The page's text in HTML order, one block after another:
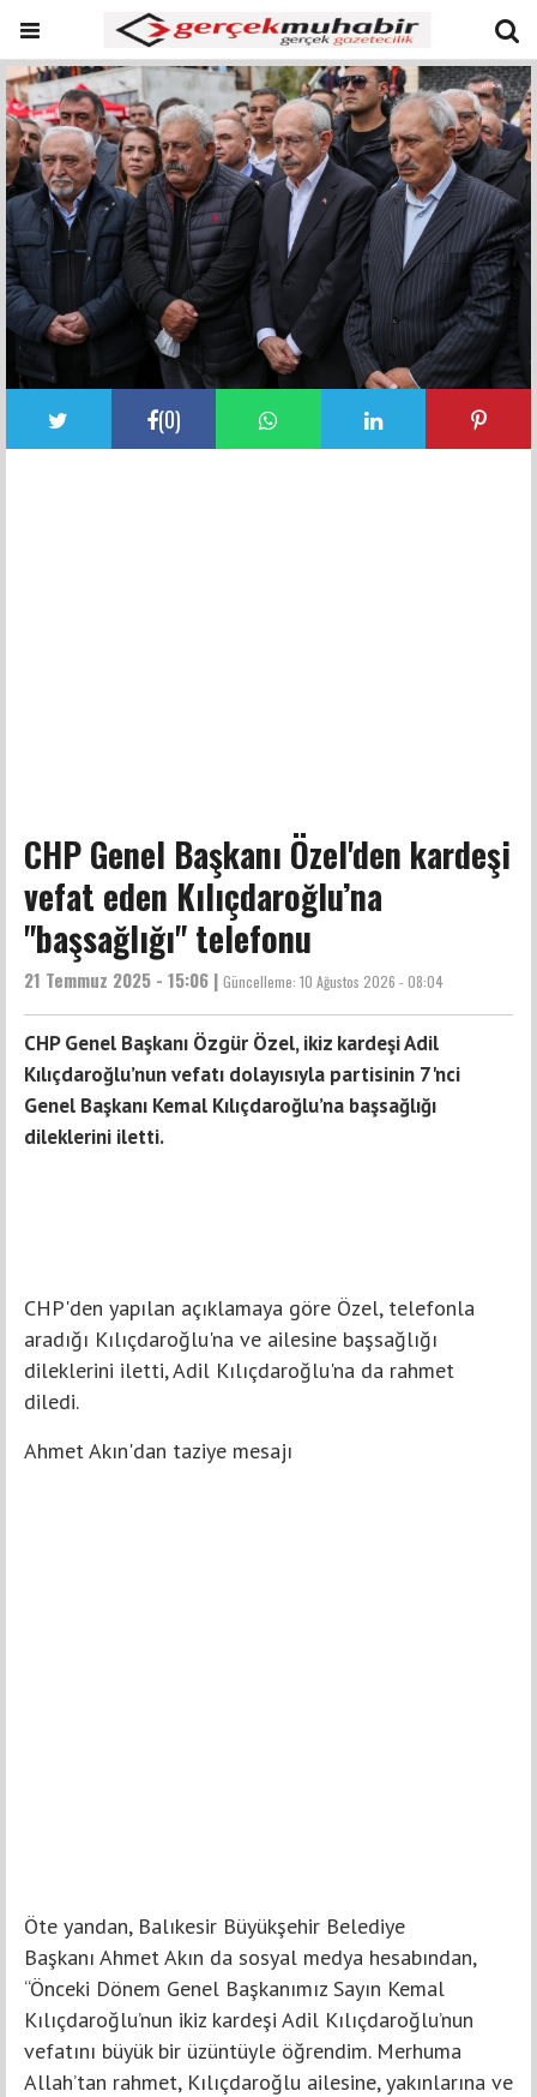
(0)
CHP Genel Başkanı Özel'den kardeşi
vefat eden Kılıçdaroğlu’na
"başsağlığı" telefonu
21 Temmuz 2025 - 15:06 | Güncelleme: 10 Ağustos 2026 - 08:04
CHP Genel Başkanı Özgür Özel, ikiz kardeşi Adil
Kılıçdaroğlu’nun vefatı dolayısıyla partisinin 7'nci
Genel Başkanı Kemal Kılıçdaroğlu’na başsağlığı
dileklerini iletti.
CHP'den yapılan açıklamaya göre Özel, telefonla
aradığı Kılıçdaroğlu'na ve ailesine başsağlığı
dileklerini iletti, Adil Kılıçdaroğlu'na da rahmet
diledi.
Ahmet Akın'dan taziye mesajı
Öte yandan, Balıkesir Büyükşehir Belediye
Başkanı Ahmet Akın da sosyal medya hesabından,
“Önceki Dönem Genel Başkanımız Sayın Kemal
Kılıçdaroğlu’nun ikiz kardeşi Adil Kılıçdaroğlu’nun
vefatını büyük bir üzüntüyle öğrendim. Merhuma
Allah’tan rahmet, Kılıçdaroğlu ailesine, yakınlarına ve